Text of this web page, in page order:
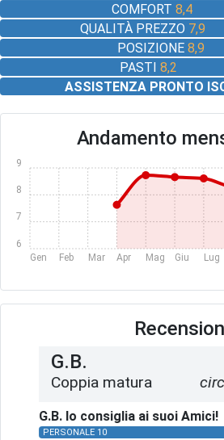
COMFORT8,4
QUALITÀ PREZZO 7,9
POSIZIONE8,9
PASTI8,2
ASSISTENZA PRONTO
Andamento
Gen Feb Mar Apr Mag Giu Lug
6
7
8
9
G.B.
Coppia matura
G.B. lo consiglia ai suoi Amici!
PERSONALE 10